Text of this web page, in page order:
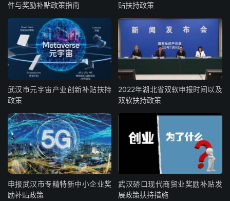
件与奖励补贴政策指南
贴扶持政策
武汉市元宇宙产业创新补贴扶持
政策
2022年湖北省双软申报时间以及
双软扶持政策
申报武汉市专精特新中小企业奖
励补贴政策
武汉硚口现代商贸业奖励补贴发
展政策扶持措施